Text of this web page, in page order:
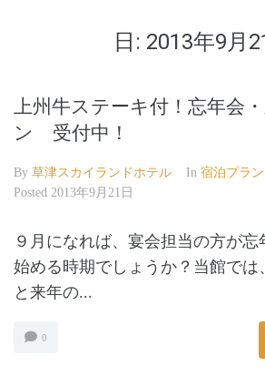
日: 2013年9月
上州牛ステーキ付！忘年会
ン 受付中！
By 草津スカイランドホテル In 宿泊プラン
Posted 2013年9月21日
９月になれば、宴会担当の方が忘
始める時期でしょうか？当館では
と来年の...
0